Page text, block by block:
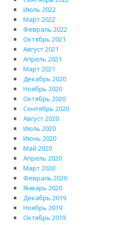
Июль 2022
Март 2022
Февраль 2022
Октябрь 2021
Август 2021
Апрель 2021
Март 2021
Декабрь 2020
Ноябрь 2020
Октябрь 2020
Сентябрь 2020
Август 2020
Июль 2020
Июнь 2020
Май 2020
Апрель 2020
Март 2020
Февраль 2020
Январь 2020
Декабрь 2019
Ноябрь 2019
Октябрь 2019